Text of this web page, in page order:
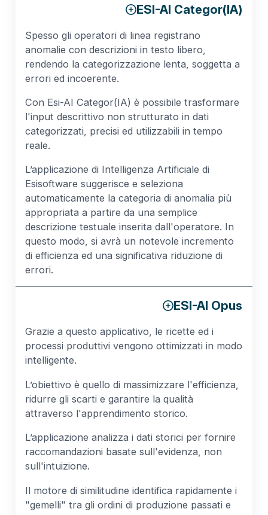
ESI-AI Categor(IA)
Spesso gli operatori di linea registrano
anomalie con descrizioni in testo libero,
rendendo la categorizzazione lenta, soggetta a
errori ed incoerente.
Con Esi-AI Categor(IA) è possibile trasformare
l'input descrittivo non strutturato in dati
categorizzati, precisi ed utilizzabili in tempo
reale.
L’applicazione di Intelligenza Artificiale di
Esisoftware suggerisce e seleziona
automaticamente la categoria di anomalia più
appropriata a partire da una semplice
descrizione testuale inserita dall'operatore. In
questo modo, si avrà un notevole incremento
di efficienza ed una significativa riduzione di
errori.
ESI-AI Opus
Grazie a questo applicativo, le ricette ed i
processi produttivi vengono ottimizzati in modo
intelligente.
L’obiettivo è quello di massimizzare l'efficienza,
ridurre gli scarti e garantire la qualità
attraverso l'apprendimento storico.
L’applicazione analizza i dati storici per fornire
raccomandazioni basate sull'evidenza, non
sull'intuizione.
Il motore di similitudine identifica rapidamente i
"gemelli" tra gli ordini di produzione passati e